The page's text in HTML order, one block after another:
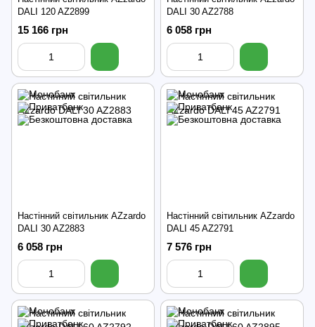
DALI 120 AZ2899
15 166 грн
DALI 30 AZ2788
6 058 грн
Настінний світильник AZzardo
DALI 30 AZ2883
6 058 грн
Настінний світильник AZzardo
DALI 45 AZ2791
7 576 грн